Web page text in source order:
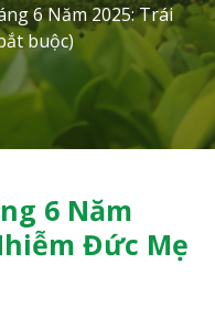
6 Năm 2025: Trái
buộc)
6 Năm
Đức Mẹ